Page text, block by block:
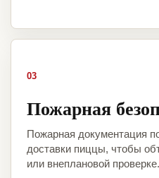
03
Пожарная
Пожарная документация
доставки пиццы, чтобы
или внеплановой проверке.